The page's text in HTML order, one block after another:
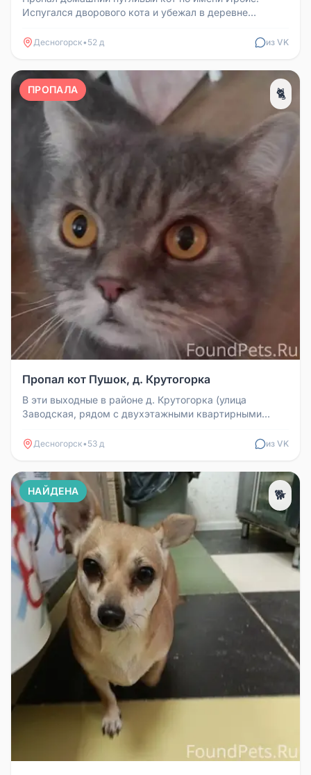
Испугался дворового кота и убежал в деревне
Десногорск• 52 д из VK
ПРОПАЛА 🐈
Пропал кот Пушок, д. Крутогорка
В эти выходные в районе д. Крутогорка (улица
Заводская, рядом с двухэтажными квартирными
Десногорск• 53 д из VK
НАЙДЕНА 🐕